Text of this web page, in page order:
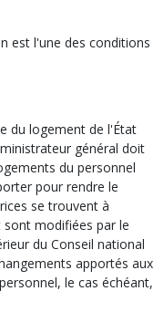
est l'une des conditions
du logement de l'État
général doit
du personnel
pour rendre le
se trouvent à
sont modifiées par le
du Conseil national
apportés aux
le cas échéant,